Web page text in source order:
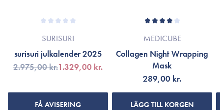
SURISURI
surisuri julkalender 2025
2.975,00 kr.1.329,00 kr.
FÅ AVISERING
MEDICUBE
Collagen Night Wrapping
Mask
289,00 kr.
LÄGG TILL KORGEN